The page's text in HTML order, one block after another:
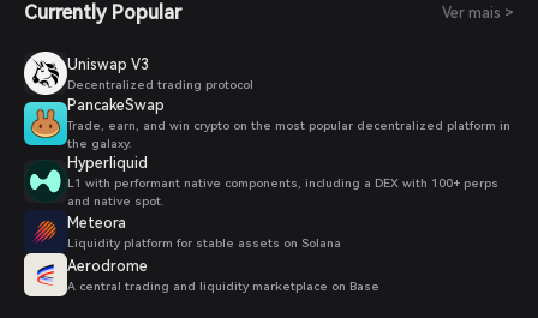
Currently Popular Ver mais >
Uniswap V3
Decentralized trading protocol
PancakeSwap
Trade, earn, and win crypto on the most popular decentralized platform in
the galaxy.
Hyperliquid
L1 with performant native components, including a DEX with 100+ perps
and native spot.
Meteora
Liquidity platform for stable assets on Solana
Aerodrome
A central trading and liquidity marketplace on Base